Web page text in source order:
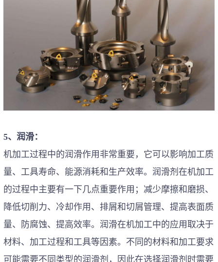
5、润滑：
机加工过程中的润滑作用非常重要，它可以影响加工质
量、工具寿命、能源消耗和生产效率。 润滑剂在机加工
的过程中主要有一下几点重要作用；减少摩擦和磨损、
降低切削力、冷却作用、排屑和切屑管理、提高表面质
量、防腐蚀、提高效率。润滑在机加工中的应用取决于
材料、加工过程和工具等因素。不同的材料和加工要求
可能需要不同类型的润滑剂，因此在选择润滑剂时需要